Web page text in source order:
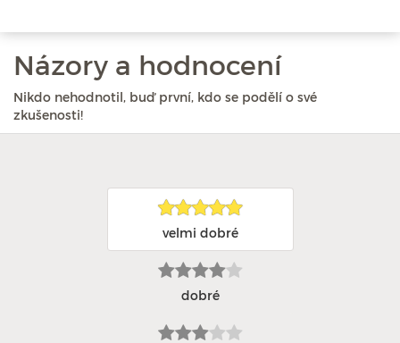
Názory a hodnocení
Nikdo nehodnotil, buď první, kdo se podělí o své
zkušenosti!
velmi dobré
dobré